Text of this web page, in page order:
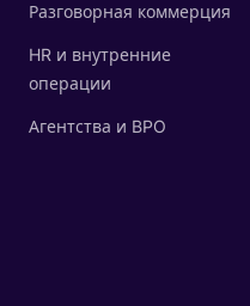
Разговорная коммерция
HR и внутренние
операции
Агентства и BPO